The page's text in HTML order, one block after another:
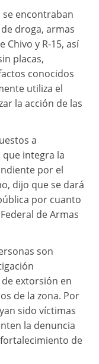
encontraban
droga, armas
Chivo y R-15, así
placas,
conocidos
utiliza el
la acción de las
a
integra la
por el
dijo que se dará
por cuanto
de Armas
son
extorsión en
de la zona. Por
sido víctimas
la denuncia
de